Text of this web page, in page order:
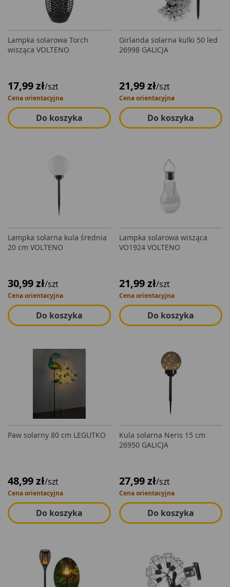
Lampka solarowa Torch
wisząca VOLTENO
17,99 zł/szt
Cena orientacyjna
Do koszyka
Girlanda solarna kulki 50 led
26998 GALICJA
21,99 zł/szt
Cena orientacyjna
Do koszyka
Lampka solarna kula średnia
20 cm VOLTENO
30,99 zł/szt
Cena orientacyjna
Do koszyka
Lampka solarowa wisząca
VO1924 VOLTENO
21,99 zł/szt
Cena orientacyjna
Do koszyka
Paw solarny 80 cm LEGUTKO
48,99 zł/szt
Cena orientacyjna
Do koszyka
Kula solarna Neris 15 cm
26950 GALICJA
27,99 zł/szt
Cena orientacyjna
Do koszyka